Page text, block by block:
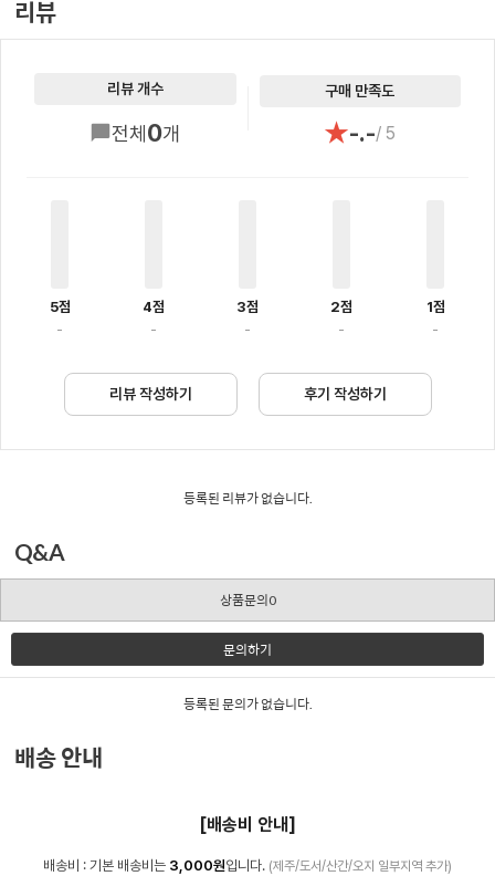
리뷰
리뷰 개수
전체0개
구매 만족도
★-.-/ 5
5점
-
4점
-
3점
-
2점
-
1점
-
리뷰 작성하기 후기 작성하기
등록된 리뷰가 없습니다.
Q&A
상품문의0
문의하기
등록된 문의가 없습니다.
배송 안내
[배송비 안내]
배송비 : 기본 배송비는 3,000원입니다. (제주/도서/산간/오지 일부지역 추가)